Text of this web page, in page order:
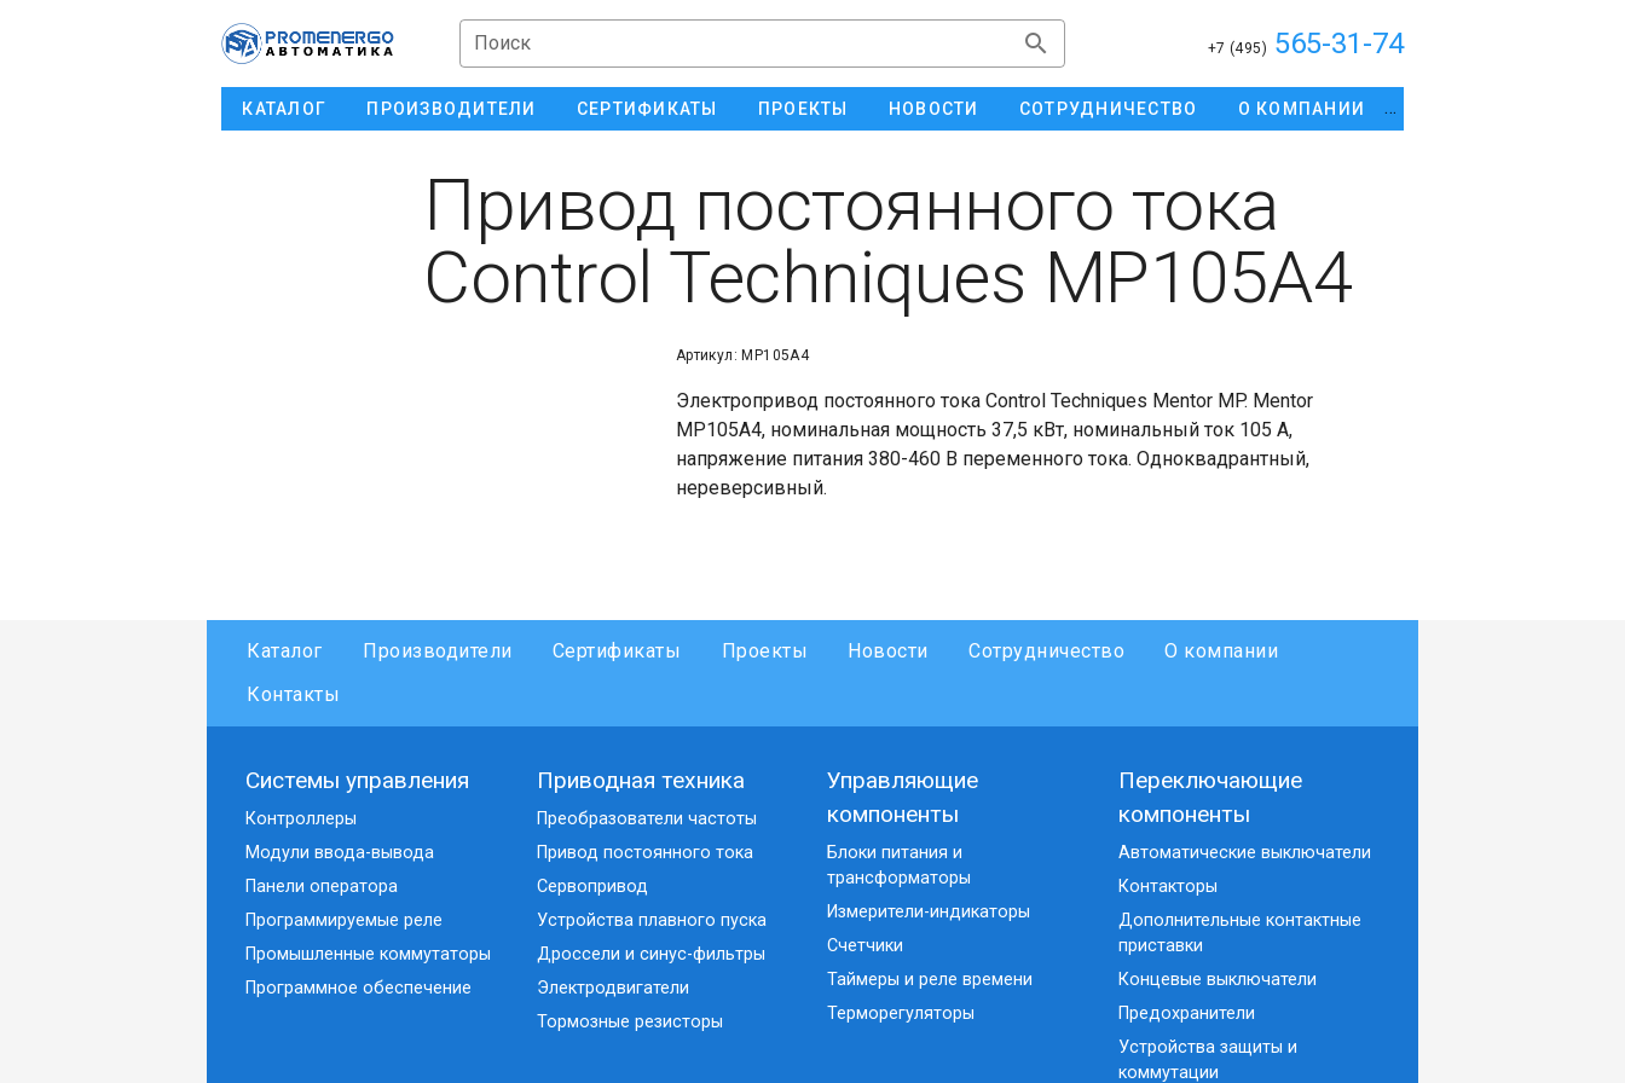
Поиск +7 (495) 565-31-74
КАТАЛОГ ПРОИЗВОДИТЕЛИ СЕРТИФИКАТЫ ПРОЕКТЫ НОВОСТИ СОТРУДНИЧЕСТВО О КОМПАНИИ
Привод постоянного тока
Control Techniques MP105A4
Артикул: MP105A4
Электропривод постоянного тока Control Techniques Mentor MP. Mentor
MP105A4, номинальная мощность 37,5 кВт, номинальный ток 105 А,
напряжение питания 380-460 В переменного тока. Одноквадрантный,
нереверсивный.
Каталог Производители Сертификаты Проекты Новости Сотрудничество
О компании
Контакты
Системы управления
Контроллеры
Модули ввода-вывода
Панели оператора
Программируемые реле
Промышленные коммутаторы
Программное обеспечение
Приводная техника
Преобразователи частоты
Привод постоянного тока
Сервопривод
Устройства плавного пуска
Дроссели и синус-фильтры
Электродвигатели
Тормозные резисторы
Управляющие
компоненты
Блоки питания и
трансформаторы
Измерители-индикаторы
Счетчики
Таймеры и реле времени
Терморегуляторы
Переключающие
компоненты
Автоматические выключатели
Контакторы
Дополнительные контактные
приставки
Концевые выключатели
Предохранители
Устройства защиты и
коммутации